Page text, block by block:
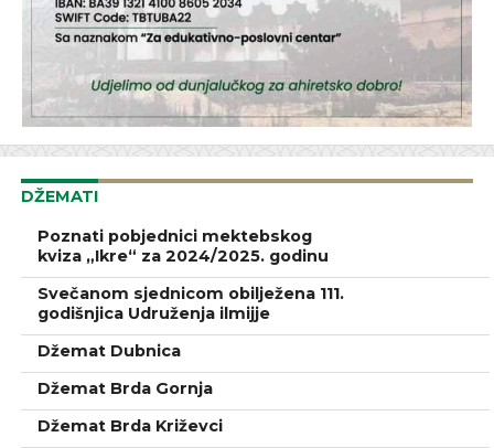
DŽEMATI
Poznati pobjednici mektebskog
kviza „Ikre“ za 2024/2025. godinu
Svečanom sjednicom obilježena 111.
godišnjica Udruženja ilmijje
Džemat Dubnica
Džemat Brda Gornja
Džemat Brda Križevci